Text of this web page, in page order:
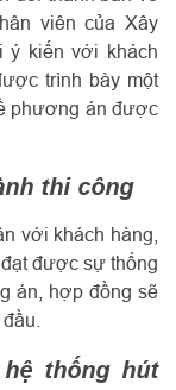
viên của Xây
ý kiến với khách
trình bày một
phương án được
thi công
với khách hàng,
được sự thống
án, hợp đồng sẽ
thống hút